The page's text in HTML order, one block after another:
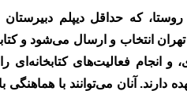
روستا، که حداقل دیپلم
انتخاب و ارسال ‌می‌شود و
انجام فعالیت‌های کتابخانه‌ای
آنان ‌می‌توانند با هماهنگی